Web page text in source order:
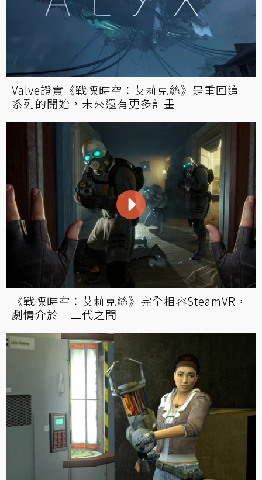
Valve證實《戰慄時空：艾莉克絲》是重回這
系列的開始，未來還有更多計畫
《戰慄時空：艾莉克絲》完全相容SteamVR，
劇情介於一二代之間